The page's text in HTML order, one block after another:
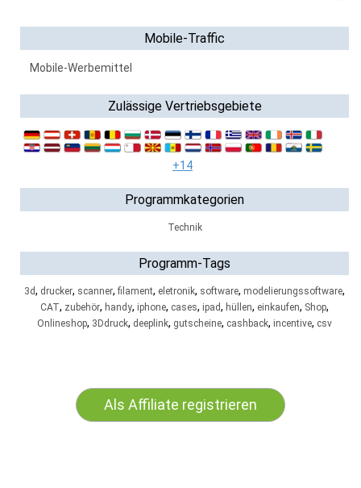
Mobile-Traffic
Mobile-Werbemittel
Zulässige Vertriebsgebiete
+14
Programmkategorien
Technik
Programm-Tags
3d, drucker, scanner, filament, eletronik, software, modelierungssoftware,
CAT, zubehör, handy, iphone, cases, ipad, hüllen, einkaufen, Shop,
Onlineshop, 3Ddruck, deeplink, gutscheine, cashback, incentive, csv
Als Affiliate registrieren